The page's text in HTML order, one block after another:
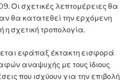
Οι σχετικές λεπτομέρειες θα
θα κατατεθεί την ερχόμενη
η σχετική τροπολογία.
εφάπαξ έκτακτη εισφορά
αναψυχής με τους ίδιους
που ισχύουν για την επιβολή